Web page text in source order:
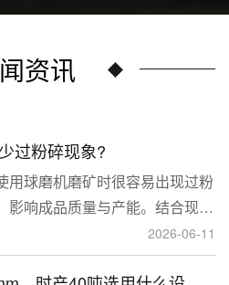
资讯
过粉碎现象?
用球磨机磨矿时很容易出现过粉
影响成品质量与产能。结合现场
磨介质、运行参数、配套设备多
2026-06-11